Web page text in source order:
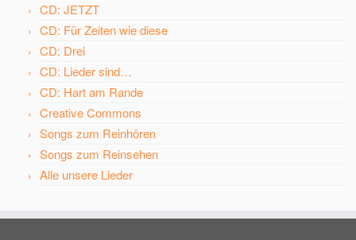
CD: JETZT
CD: Für Zeiten wie diese
CD: Drei
CD: Lieder sind…
CD: Hart am Rande
Creative Commons
Songs zum Reinhören
Songs zum Reinsehen
Alle unsere Lieder